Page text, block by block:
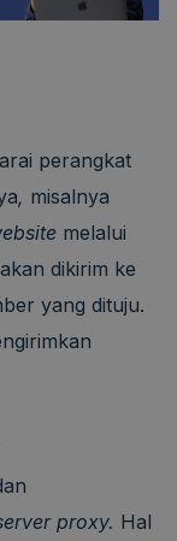
perangkat
, misalnya
melalui
dikirim ke
yang dituju.
proxy. Hal